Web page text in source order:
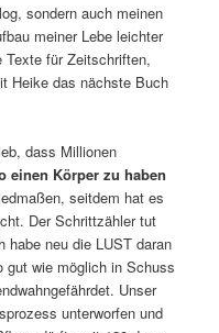
sondern auch meinen
meiner Lebe leichter
Texte für Zeitschriften,
Heike das nächste Buch
dass Millionen
einen Körper zu haben
seitdem hat es
Der Schrittzähler tut
habe neu die LUST daran
gut wie möglich in Schuss
Unser
unterworfen und